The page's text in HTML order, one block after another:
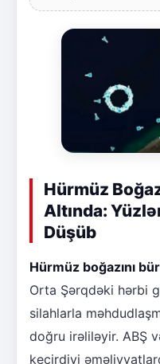
Hürmüz
Altında:
Düşüb
Hürmüz boğazını
Orta Şərqdəki hərbi
silahlarla
doğru irəliləyir. ABŞ
keçirdiyi